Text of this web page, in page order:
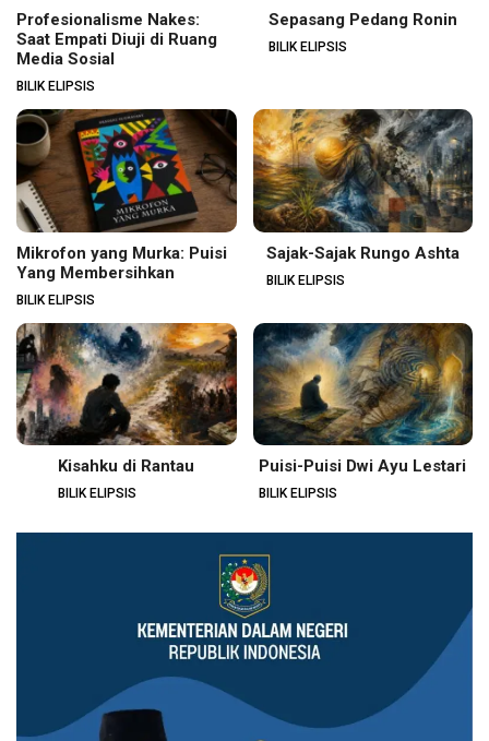
Profesionalisme Nakes:
Saat Empati Diuji di Ruang
Media Sosial
BILIK ELIPSIS
Sepasang Pedang Ronin
BILIK ELIPSIS
Mikrofon yang Murka: Puisi
Yang Membersihkan
BILIK ELIPSIS
Sajak-Sajak Rungo Ashta
BILIK ELIPSIS
Kisahku di Rantau
BILIK ELIPSIS
Puisi-Puisi Dwi Ayu Lestari
BILIK ELIPSIS